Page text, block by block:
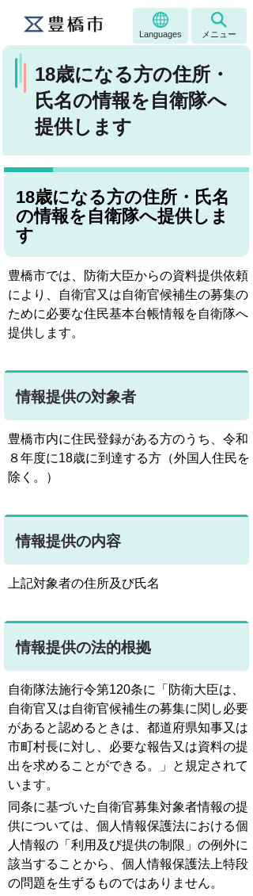
Languages メニュー
18歳になる方の住所・
氏名の情報を自衛隊へ
提供します
18歳になる方の住所・氏名
の情報を自衛隊へ提供しま
す
豊橋市では、防衛大臣からの資料提供依頼
により、自衛官又は自衛官候補生の募集の
ために必要な住民基本台帳情報を自衛隊へ
提供します。
情報提供の対象者
豊橋市内に住民登録がある方のうち、令和
８年度に18歳に到達する方（外国人住民を
除く。）
情報提供の内容
上記対象者の住所及び氏名
情報提供の法的根拠
自衛隊法施行令第120条に「防衛大臣は、
自衛官又は自衛官候補生の募集に関し必要
があると認めるときは、都道府県知事又は
市町村長に対し、必要な報告又は資料の提
出を求めることができる。」と規定されて
います。
同条に基づいた自衛官募集対象者情報の提
供については、個人情報保護法における個
人情報の「利用及び提供の制限」の例外に
該当することから、個人情報保護法上特段
の問題を生ずるものではありません。